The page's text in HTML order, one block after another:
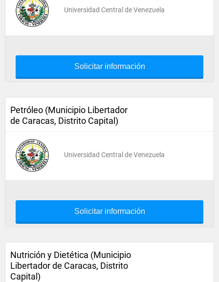
Universidad Central de Venezuela
Solicitar información
Petróleo (Municipio Libertador
de Caracas, Distrito Capital)
Universidad Central de Venezuela
Solicitar información
Nutrición y Dietética (Municipio
Libertador de Caracas, Distrito
Capital)